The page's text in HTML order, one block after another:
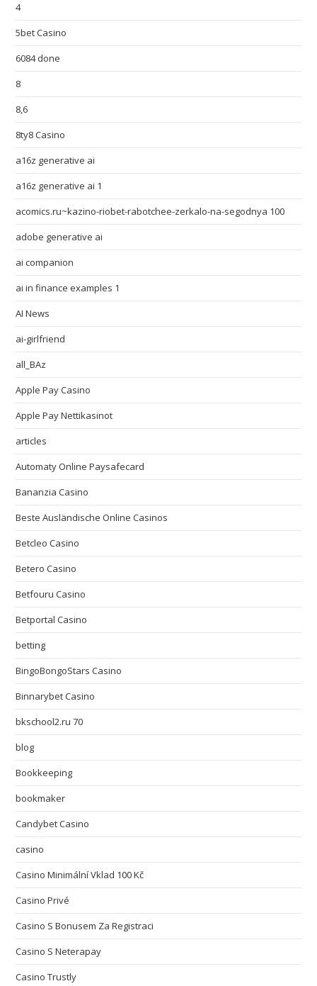
4
5bet Casino
6084 done
8
8,6
8ty8 Casino
a16z generative ai
a16z generative ai 1
acomics.ru~kazino-riobet-rabotchee-zerkalo-na-segodnya 100
adobe generative ai
ai companion
ai in finance examples 1
AI News
ai-girlfriend
all_BAz
Apple Pay Casino
Apple Pay Nettikasinot
articles
Automaty Online Paysafecard
Bananzia Casino
Beste Ausländische Online Casinos
Betcleo Casino
Betero Casino
Betfouru Casino
Betportal Casino
betting
BingoBongoStars Casino
Binnarybet Casino
bkschool2.ru 70
blog
Bookkeeping
bookmaker
Candybet Casino
casino
Casino Minimální Vklad 100 Kč
Casino Privé
Casino S Bonusem Za Registraci
Casino S Neterapay
Casino Trustly